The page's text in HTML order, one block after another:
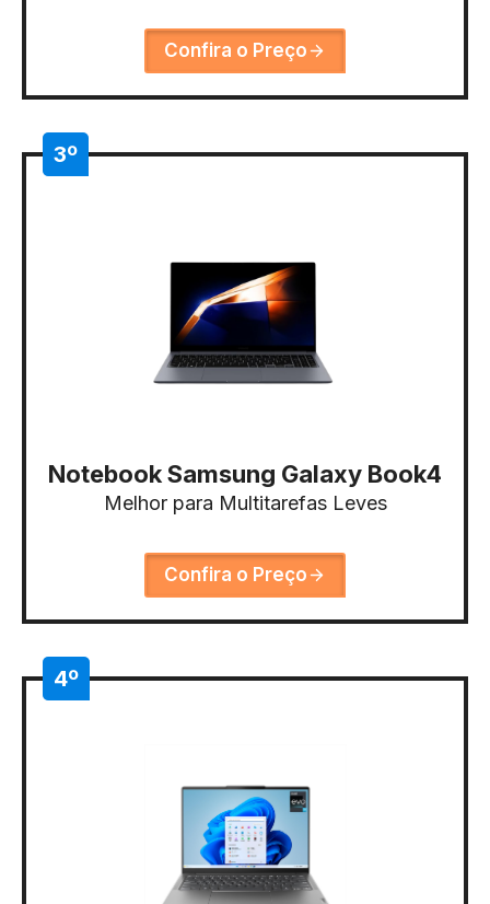
Confira o Preço
3º
Notebook Samsung Galaxy Book4
Melhor para Multitarefas Leves
Confira o Preço
4º